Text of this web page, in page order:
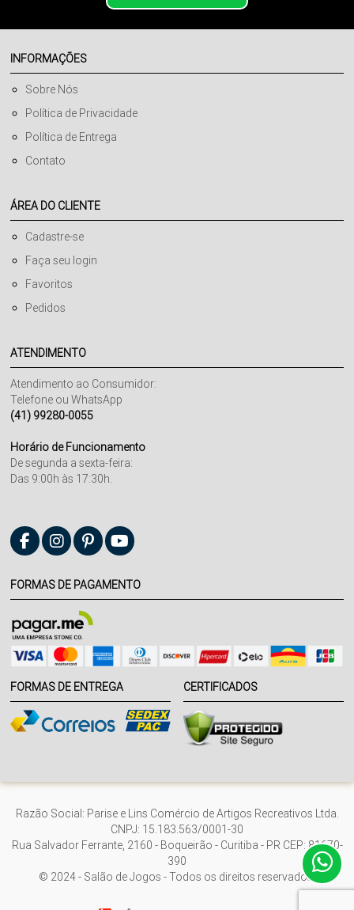
INFORMAÇÕES
Sobre Nós
Política de Privacidade
Política de Entrega
Contato
ÁREA DO CLIENTE
Cadastre-se
Faça seu login
Favoritos
Pedidos
ATENDIMENTO
Atendimento ao Consumidor:
Telefone ou WhatsApp
(41) 99280-0055
Horário de Funcionamento
De segunda a sexta-feira:
Das 9:00h às 17:30h.
FORMAS DE PAGAMENTO
FORMAS DE ENTREGA CERTIFICADOS
Razão Social: Parise e Lins Comércio de Artigos Recreativos Ltda.
CNPJ: 15.183.563/0001-30
Rua Salvador Ferrante, 2160 - Boqueirão - Curitiba - PR CEP: 81670-
390
© 2024 - Salão de Jogos - Todos os direitos reservados.